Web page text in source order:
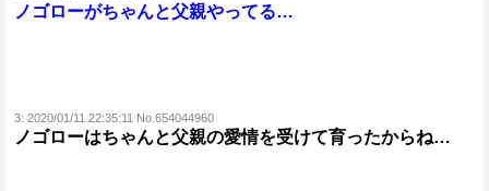
ノゴローがちゃんと父親やってる…
3: 2020/01/11 22:35:11 No.654044960
ノゴローはちゃんと父親の愛情を受けて育ったからね…